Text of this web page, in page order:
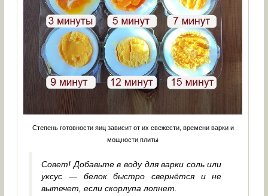
Степень готовности яиц зависит от их свежести, времени варки и
мощности плиты
Совет! Добавьте в воду для варки соль или
уксус — белок быстро свернётся и не
вытечет, если скорлупа лопнет.